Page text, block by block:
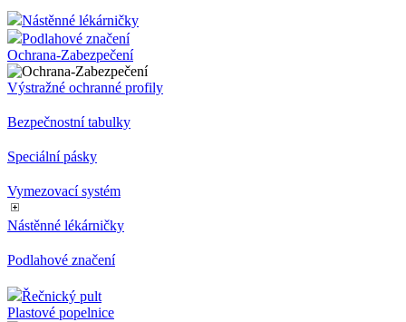
Nástěnné lékárničky
Podlahové značení
Ochrana-Zabezpečení
Výstražné ochranné profily
Bezpečnostní tabulky
Speciální pásky
Vymezovací systém
Nástěnné lékárničky
Podlahové značení
Řečnický pult
Plastové popelnice